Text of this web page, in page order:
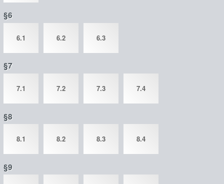
§6
6.1 6.2 6.3
§7
7.1 7.2 7.3 7.4
§8
8.1 8.2 8.3 8.4
§9